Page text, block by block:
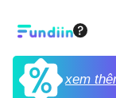
xem